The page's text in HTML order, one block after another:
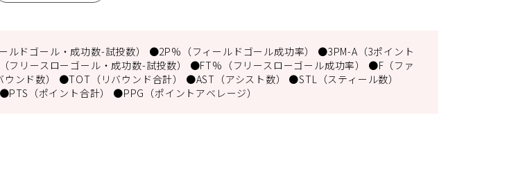
ドゴール・成功数-試投数） ●2P%（フィールドゴール成功率） ●3PM-A（3ポイント
リースローゴール・成功数-試投数） ●FT%（フリースローゴール成功率） ●F（ファ
ンド数） ●TOT（リバウンド合計） ●AST（アシスト数） ●STL（スティール数）
（ポイント合計） ●PPG（ポイントアベレージ）